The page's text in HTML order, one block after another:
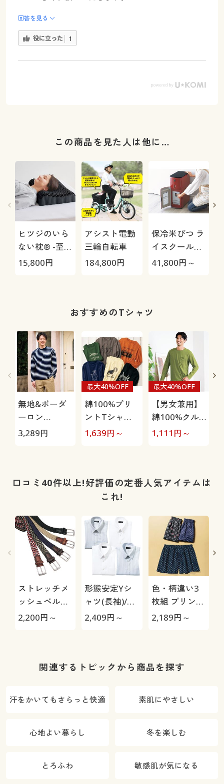
回答を見る
役に立った 1
この商品を見た人は他に…
ヒツジのいら
ない枕® -至
極-
15,800円
アシスト電動
三輪自転車
184,800円
保冷米びつ ラ
イスクール
HRC-
41,800円～
おすすめのTシャツ
無地&ボーダ
ーロン
T(POLO BCS)
3,289円
綿100%プリ
ントTシャツ
(長袖)/抗菌防
最大40%OFF
1,639円～
【男女兼用】
綿100%クル
ーネックTシ
最大40%OFF
1,111 円～
口コミ40件以上!好評価の定番人気アイテムは
これ!
ストレッチメ
ッシュベルト/
穴あけ不要 編
2,200円～
形態安定Yシ
ャツ(長袖)/出
張・洗い替え
2,409円～
色・柄違い3
枚組 プリント
トランクス/綿
2,189円～
関連するトピックから商品を探す
汗をかいてもさらっと快適 素肌にやさしい
心地よい暮らし 冬を楽しむ
とろふわ 敏感肌が気になる